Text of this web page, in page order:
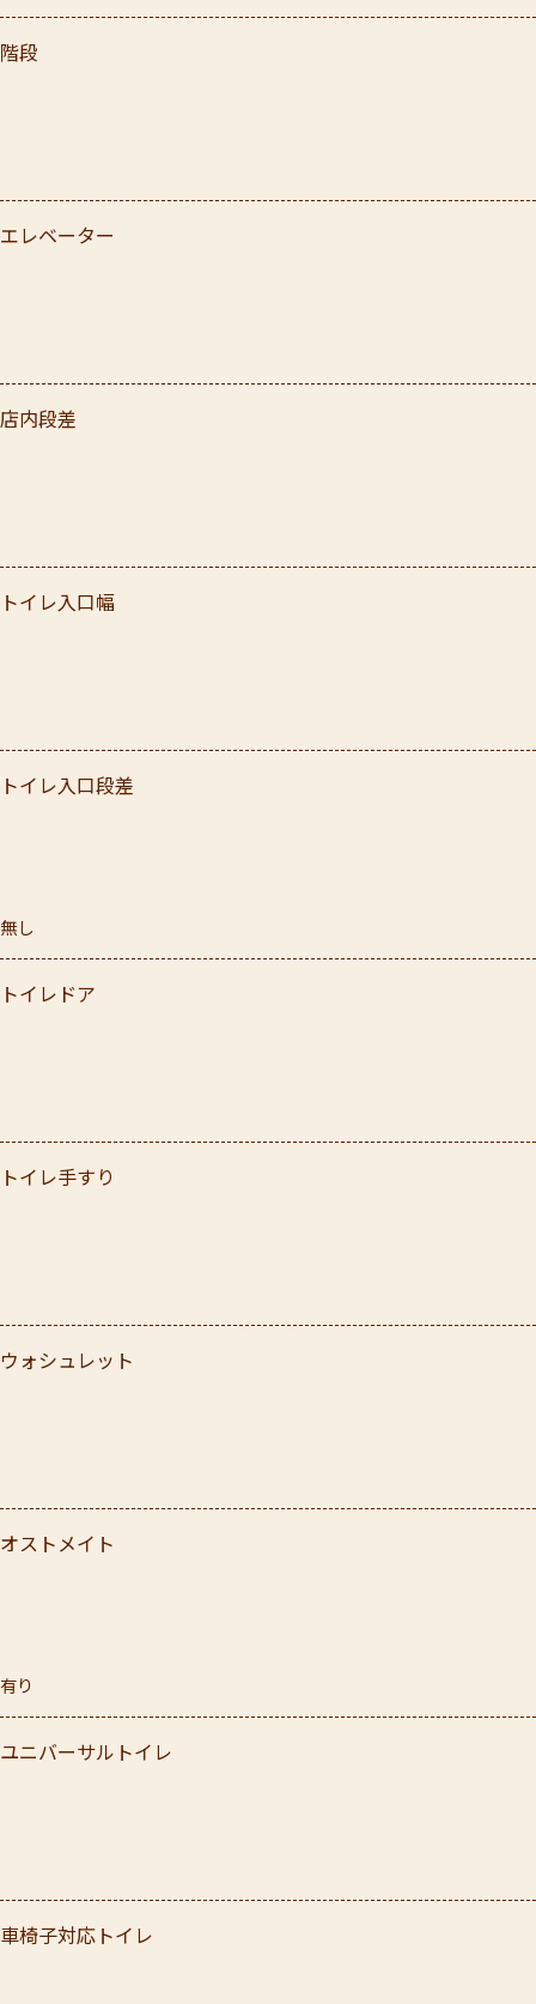
階段
エレベーター
店内段差
トイレ入口幅
トイレ入口段差
無し
トイレドア
トイレ手すり
ウォシュレット
オストメイト
有り
ユニバーサルトイレ
車椅子対応トイレ